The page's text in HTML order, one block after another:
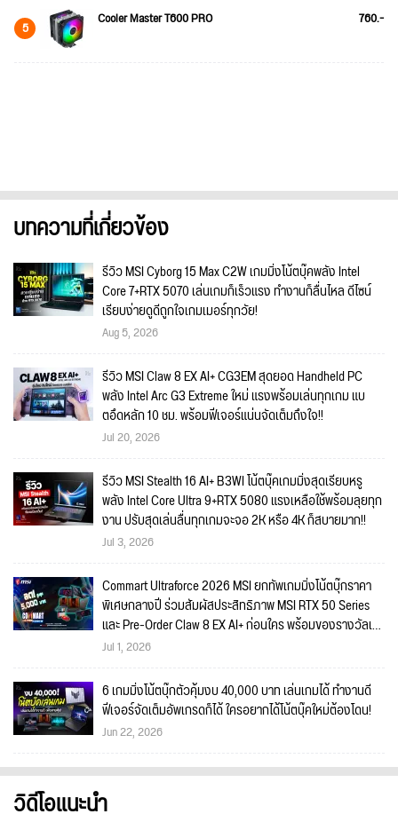
5 Cooler Master T600 PRO 760.-
บทความที่เกี่ยวข้อง
รีวิว MSI Cyborg 15 Max C2W เกมมิ่งโน้ตบุ๊คพลัง Intel
Core 7+RTX 5070 เล่นเกมก็เร็วแรง ทำงานก็ลื่นไหล ดีไซน์
เรียบง่ายดูดีถูกใจเกมเมอร์ทุกวัย!
Aug 5, 2026
รีวิว MSI Claw 8 EX AI+ CG3EM สุดยอด Handheld PC
พลัง Intel Arc G3 Extreme ใหม่ แรงพร้อมเล่นทุกเกม แบ
ตอึดหลัก 10 ชม. พร้อมฟีเจอร์แน่นจัดเต็มถึงใจ!!
Jul 20, 2026
รีวิว MSI Stealth 16 AI+ B3WI โน้ตบุ๊คเกมมิ่งสุดเรียบหรู
พลัง Intel Core Ultra 9+RTX 5080 แรงเหลือใช้พร้อมลุยทุก
งาน ปรับสุดเล่นลื่นทุกเกมจะจอ 2K หรือ 4K ก็สบายมาก!!
Jul 3, 2026
Commart Ultraforce 2026 MSI ยกทัพเกมมิ่งโน้ตบุ๊กราคา
พิเศษกลางปี ร่วมสัมผัสประสิทธิภาพ MSI RTX 50 Series
และ Pre-Order Claw 8 EX AI+ ก่อนใคร พร้อมของรางวัลเข้า
ร่วมกิจกรรมในงาน!
Jul 1, 2026
6 เกมมิ่งโน้ตบุ๊กตัวคุ้มงบ 40,000 บาท เล่นเกมได้ ทำงานดี
ฟีเจอร์จัดเต็มอัพเกรดก็ได้ ใครอยากได้โน้ตบุ๊คใหม่ต้องโดน!
Jun 22, 2026
วิดีโอแนะนำ